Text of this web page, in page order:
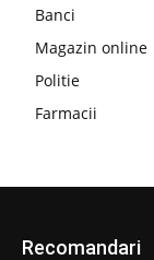
Banci
Magazin online
Politie
Farmacii
Recomandari